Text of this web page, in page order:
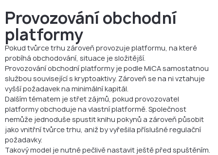
Provozování obchodní
platformy
Pokud tvůrce trhu zároveň provozuje platformu, na které
probíhá obchodování, situace je složitější.
Provozování obchodní platformy je podle MiCA samostatnou
službou související s kryptoaktivy. Zároveň se na ni vztahuje
vyšší požadavek na minimální kapitál.
Dalším tématem je střet zájmů, pokud provozovatel
platformy obchoduje na vlastní platformě. Společnost
nemůže jednoduše spustit knihu pokynů a zároveň působit
jako vnitřní tvůrce trhu, aniž by vyřešila příslušné regulační
požadavky.
Takový model je nutné pečlivě nastavit ještě před spuštěním.